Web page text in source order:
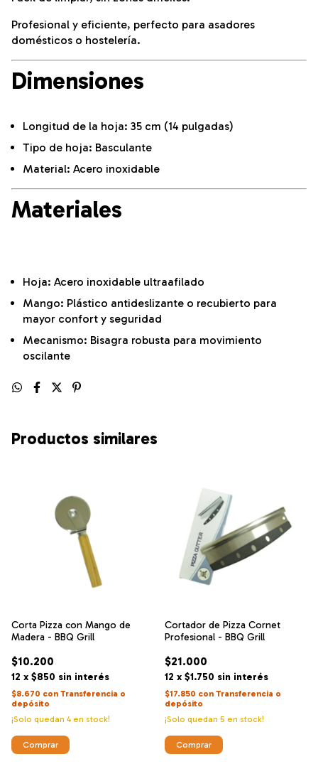
Profesional y eficiente, perfecto para asadores
domésticos o hostelería.
Dimensiones
Longitud de la hoja: 35 cm (14 pulgadas)
Tipo de hoja: Basculante
Material: Acero inoxidable
Materiales
Hoja: Acero inoxidable ultraafilado
Mango: Plástico antideslizante o recubierto para
mayor confort y seguridad
Mecanismo: Bisagra robusta para movimiento
oscilante
Productos similares
Corta Pizza con Mango de
Madera - BBQ Grill
$10.200
12 x $850 sin interés
$8.670 con Transferencia o
depósito
¡Solo quedan 4en stock!
Cortador de Pizza Cornet
Profesional - BBQ Grill
$21.000
12 x $1.750 sin interés
$17.850 con Transferencia o
depósito
¡Solo quedan 5 en stock!